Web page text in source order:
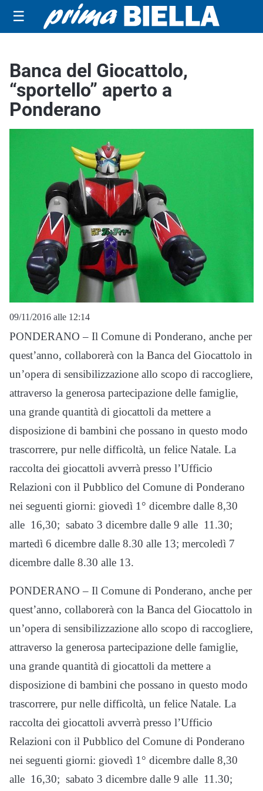
☰
Banca del Giocattolo,
“sportello” aperto a
Ponderano
09/11/2016 alle 12:14
PONDERANO – Il Comune di Ponderano, anche per
quest’anno, collaborerà con la Banca del Giocattolo in
un’opera di sensibilizzazione allo scopo di raccogliere,
attraverso la generosa partecipazione delle famiglie,
una grande quantità di giocattoli da mettere a
disposizione di bambini che possano in questo modo
trascorrere, pur nelle difficoltà, un felice Natale. La
raccolta dei giocattoli avverrà presso l’Ufficio
Relazioni con il Pubblico del Comune di Ponderano
nei seguenti giorni: giovedì 1° dicembre dalle 8,30
alle 16,30; sabato 3 dicembre dalle 9 alle 11.30;
martedì 6 dicembre dalle 8.30 alle 13; mercoledì 7
dicembre dalle 8.30 alle 13.
PONDERANO – Il Comune di Ponderano, anche per
quest’anno, collaborerà con la Banca del Giocattolo in
un’opera di sensibilizzazione allo scopo di raccogliere,
attraverso la generosa partecipazione delle famiglie,
una grande quantità di giocattoli da mettere a
disposizione di bambini che possano in questo modo
trascorrere, pur nelle difficoltà, un felice Natale. La
raccolta dei giocattoli avverrà presso l’Ufficio
Relazioni con il Pubblico del Comune di Ponderano
nei seguenti giorni: giovedì 1° dicembre dalle 8,30
alle 16,30; sabato 3 dicembre dalle 9 alle 11.30;